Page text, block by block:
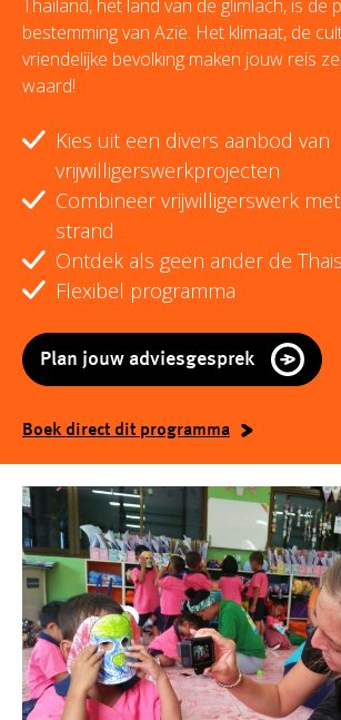
Thailand, het land van de glimlach, is de
bestemming van Azië. Het klimaat, de
vriendelijke bevolking maken jouw reis
waard!
Kies uit een divers aanbod van
vrijwilligerswerkprojecten
Combineer vrijwilligerswerk
strand
Ontdek als geen ander de
Flexibel programma
Plan jouw adviesgesprek
Boek direct dit programma